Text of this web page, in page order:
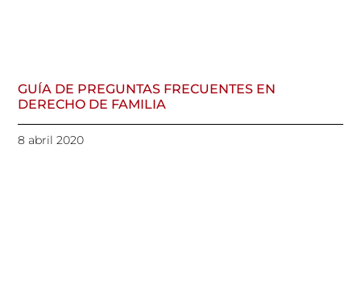
GUÍA DE PREGUNTAS FRECUENTES EN
DERECHO DE FAMILIA
8 abril 2020